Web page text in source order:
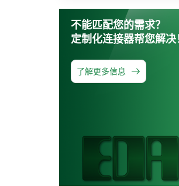
不能匹配您的需求？
定制化连接器帮您解决
了解更多信息